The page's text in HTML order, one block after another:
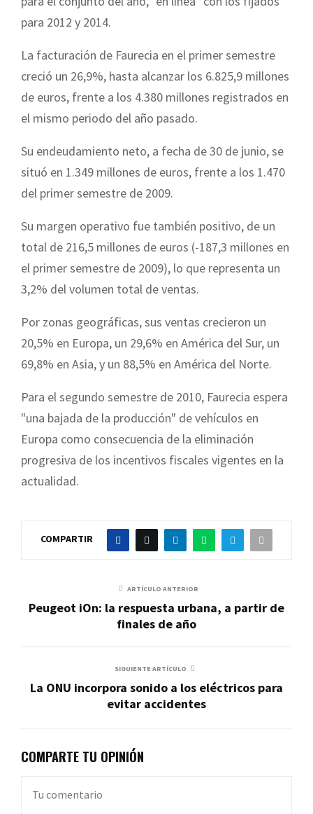
para 2012 y 2014.
La facturación de Faurecia en el primer semestre
creció un 26,9%, hasta alcanzar los 6.825,9 millones
de euros, frente a los 4.380 millones registrados en
el mismo periodo del año pasado.
Su endeudamiento neto, a fecha de 30 de junio, se
situó en 1.349 millones de euros, frente a los 1.470
del primer semestre de 2009.
Su margen operativo fue también positivo, de un
total de 216,5 millones de euros (-187,3 millones en
el primer semestre de 2009), lo que representa un
3,2% del volumen total de ventas.
Por zonas geográficas, sus ventas crecieron un
20,5% en Europa, un 29,6% en América del Sur, un
69,8% en Asia, y un 88,5% en América del Norte.
Para el segundo semestre de 2010, Faurecia espera
"una bajada de la producción" de vehículos en
Europa como consecuencia de la eliminación
progresiva de los incentivos fiscales vigentes en la
actualidad.
COMPARTIR
ARTÍCULO ANTERIOR
Peugeot iOn: la respuesta urbana, a partir de
finales de año
SIGUIENTE ARTÍCULO
La ONU incorpora sonido a los eléctricos para
evitar accidentes
COMPARTE TU OPINIÓN